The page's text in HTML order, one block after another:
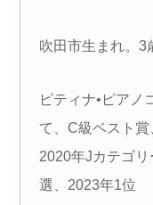
吹田市生まれ。3
ピティナ•ピアノ
て、C級ベスト
2020年Jカテゴ
選、2023年1位